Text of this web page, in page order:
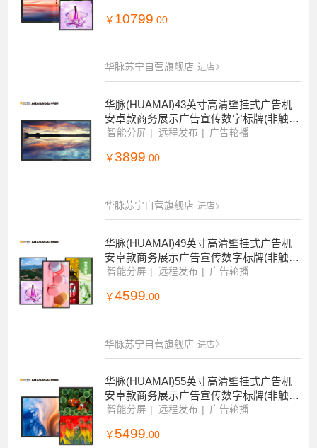
￥ 10799 .00
华脉苏宁自营旗舰店 进店
华脉(HUAMAI)43英寸高清壁挂式广告机
安卓款商务展示广告宣传数字标牌(非触
摸)HM-DG43B
智能分屏 远程发布 广告轮播
￥ 3899.00
华脉苏宁自营旗舰店 进店
华脉(HUAMAI)49英寸高清壁挂式广告机
安卓款商务展示广告宣传数字标牌(非触
摸)HM-DG49B
智能分屏 远程发布 广告轮播
￥ 4599 .00
华脉苏宁自营旗舰店 进店
华脉(HUAMAI)55英寸高清壁挂式广告机
安卓款商务展示广告宣传数字标牌(非触
摸)HM-DG55B
智能分屏 远程发布 广告轮播
￥ 5499.00